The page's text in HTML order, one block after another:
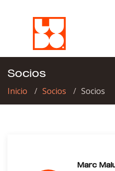
Socios
Inicio Socios Socios
Marc